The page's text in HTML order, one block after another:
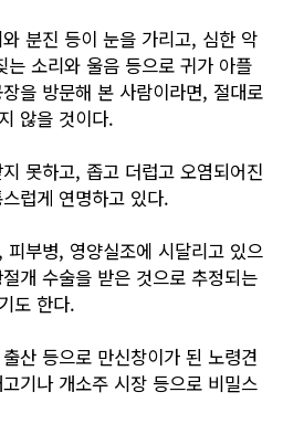
분진 등이 눈을 가리고, 심한 악
소리와 울음 등으로 귀가 아플
을 방문해 본 사람이라면, 절대로
않을 것이다.
못하고, 좁고 더럽고 오염되어진
럽게 연명하고 있다.
부병, 영양실조에 시달리고 있으
개 수술을 받은 것으로 추정되는
도 한다.
산 등으로 만신창이가 된 노령견
기나 개소주 시장 등으로 비밀스